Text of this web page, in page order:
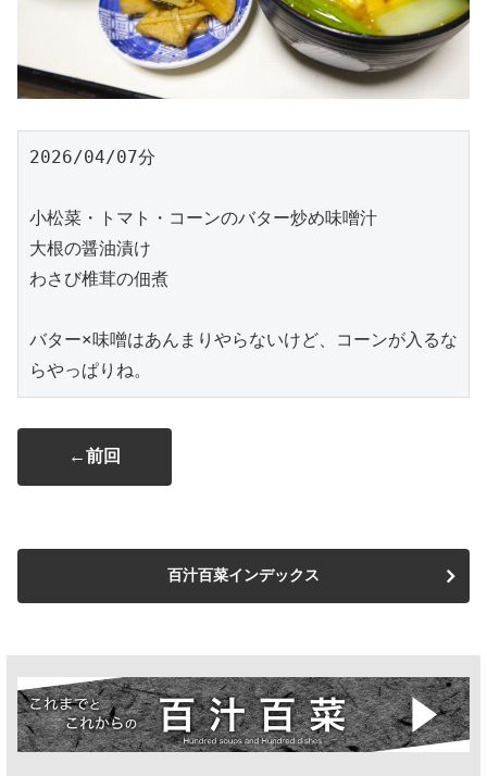
2026/04/07分
小松菜・トマト・コーンのバター炒め味噌汁
大根の醤油漬け
わさび椎茸の佃煮
バター×味噌はあんまりやらないけど、コーンが入るな
らやっぱりね。
←前回
百汁百菜インデックス